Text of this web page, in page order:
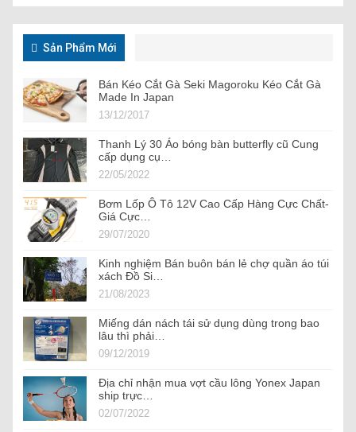
Sản Phẩm Mới
Bán Kéo Cắt Gà Seki Magoroku Kéo Cắt Gà
Made In Japan
13/12/2017
Thanh Lý 30 Áo bóng bàn butterfly cũ Cung
cấp dụng cụ…
22/05/2022
Bơm Lốp Ô Tô 12V Cao Cấp Hàng Cực Chất-
Giá Cực…
29/07/2020
Kinh nghiệm Bán buôn bán lẻ chợ quần áo túi
xách Đồ Si…
21/08/2023
Miếng dán nách tái sử dụng dùng trong bao
lâu thì phải…
09/12/2019
Địa chỉ nhận mua vợt cầu lông Yonex Japan
ship trực…
02/07/2022